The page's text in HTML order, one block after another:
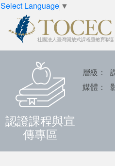
Select Language ▼
認證課程與宣
傳專區
層級：
媒體：